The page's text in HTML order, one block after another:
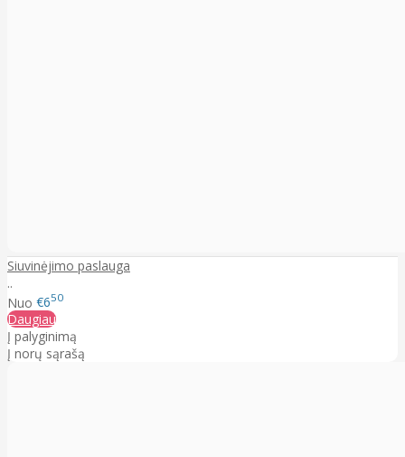
Siuvinėjimo paslauga
..
Nuo €650
Daugiau
Į palyginimą
Į norų sąrašą